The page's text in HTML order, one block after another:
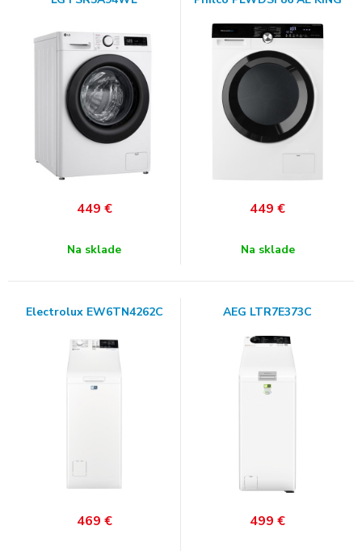
449 €
Na sklade
449 €
Na sklade
Electrolux EW6TN4262C
469 €
AEG LTR7E373C
499 €